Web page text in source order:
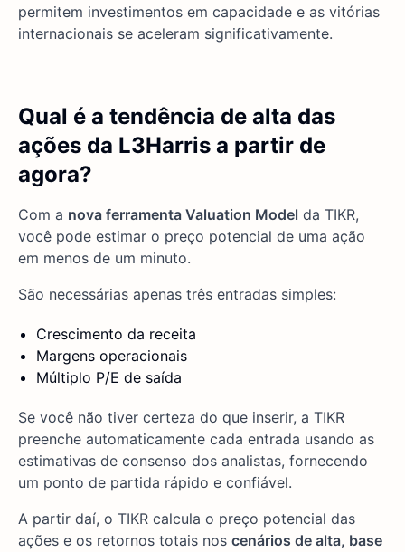
permitem investimentos em capacidade e as vitórias
internacionais se aceleram significativamente.
Qual é a tendência de alta das
ações da L3Harris a partir de
agora?
Com a nova ferramenta Valuation Model da TIKR,
você pode estimar o preço potencial de uma ação
em menos de um minuto.
São necessárias apenas três entradas simples:
Crescimento da receita
Margens operacionais
Múltiplo P/E de saída
Se você não tiver certeza do que inserir, a TIKR
preenche automaticamente cada entrada usando as
estimativas de consenso dos analistas, fornecendo
um ponto de partida rápido e confiável.
A partir daí, o TIKR calcula o preço potencial das
ações e os retornos totais nos cenários de alta, base